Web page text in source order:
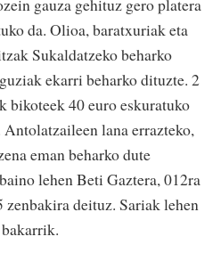
gauza gehituz gero platera
da. Olioa, baratxuriak eta
Sukaldatzeko beharko
ekarri beharko dituzte. 2
bikoteek 40 euro eskuratuko
lana errazteko,
eman beharko dute
lehen Beti Gaztera, 012ra
zenbakira deituz. Sariak lehen